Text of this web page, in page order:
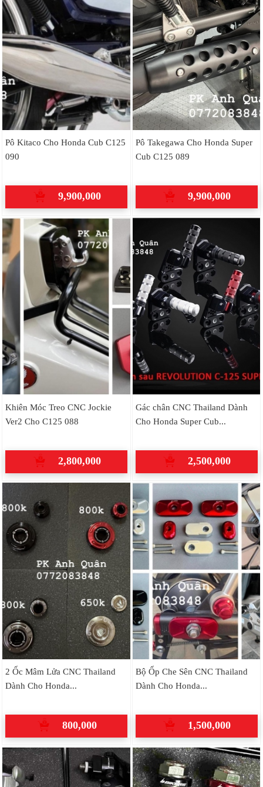
Pô Kitaco Cho Honda Cub C125
090
9,900,000
Pô Takegawa Cho Honda Super
Cub C125 089
9,900,000
Khiên Móc Treo CNC Jockie
Ver2 Cho C125 088
2,800,000
Gác chân CNC Thailand Dành
Cho Honda Super Cub...
2,500,000
2 Ốc Mâm Lửa CNC Thailand
Dành Cho Honda...
800,000
Bộ Ốp Che Sên CNC Thailand
Dành Cho Honda...
1,500,000